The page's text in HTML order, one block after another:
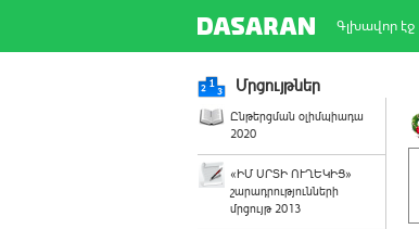
Գլխավոր էջ
Մրցույթներ
Ընթերցման օլիմպիադա
2020
«ԻՄ ՍՐՏԻ ՈՒՂԵԿԻՑ»
շարադրությունների
մրցույթ 2013